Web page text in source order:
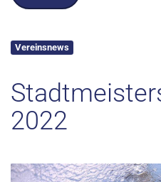
Vereinsnews
2022
Kontakt